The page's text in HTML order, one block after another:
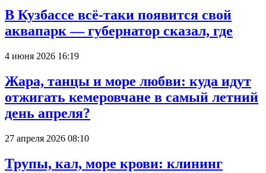
В Кузбассе всё-таки появится свой
аквапарк — губернатор сказал, где
4 июня 2026 16:19
Жара, танцы и море любви: куда идут
отжигать кемеровчане в самый летний
день апреля?
27 апреля 2026 08:10
Трупы, кал, море крови: клининг